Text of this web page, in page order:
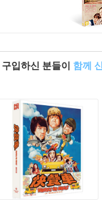
입하신 분들이 함께